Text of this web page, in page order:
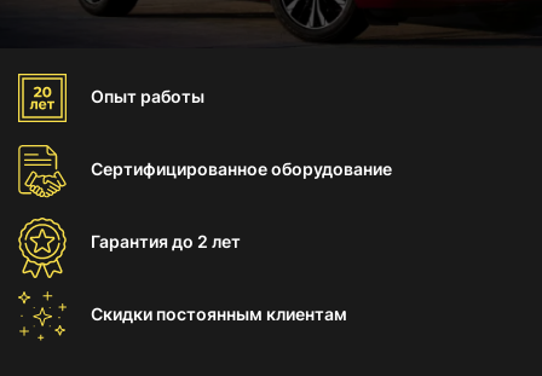
Опыт работы
Сертифицированноеоборудование
Гарантиядо 2 лет
Скидки постоянным клиентам